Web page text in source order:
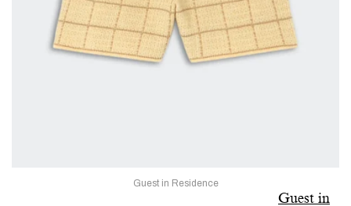
Guest in Residence
Guest in